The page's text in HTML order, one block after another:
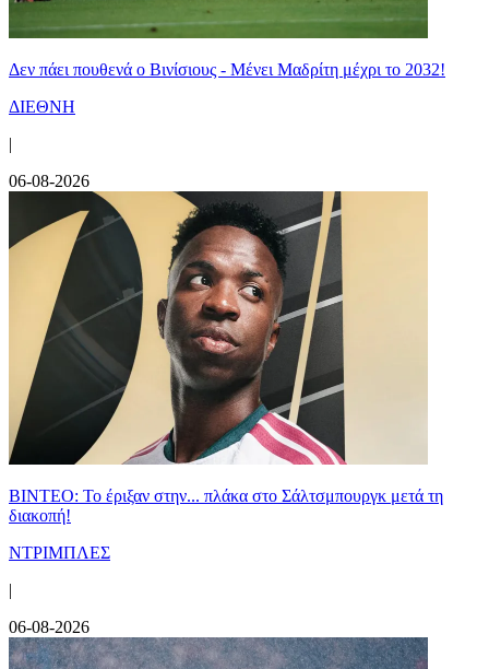
Δεν πάει πουθενά ο Βινίσιους - Μένει Μαδρίτη μέχρι το 2032!
ΔΙΕΘΝΗ
|
06-08-2026
ΒΙΝΤΕΟ: Το έριξαν στην... πλάκα στο Σάλτσμπουργκ μετά τη
διακοπή!
ΝΤΡΙΜΠΛΕΣ
|
06-08-2026